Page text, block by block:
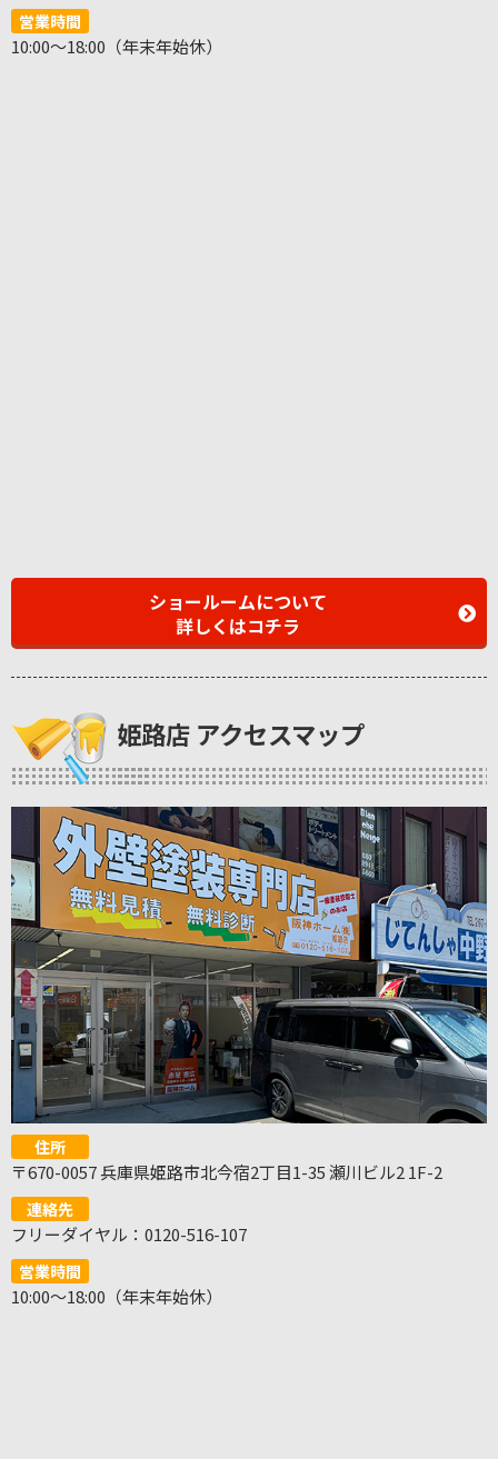
営業時間
10:00～18:00（年末年始休）
ショールームについて
詳しくはコチラ
姫路店 アクセスマップ
住所
〒670-0057 兵庫県姫路市北今宿2丁目1-35 瀬川ビル2 1F-2
連絡先
フリーダイヤル：0120-516-107
営業時間
10:00～18:00（年末年始休）